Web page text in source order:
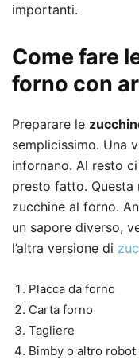
importanti.
Come fare
forno con
Preparare le
semplicissimo. Una
infornano. Al resto
presto fatto. Questa
zucchine al forno.
un sapore diverso,
l’altra versione di
Placca da forno
Carta forno
Tagliere
Bimby o altro robot